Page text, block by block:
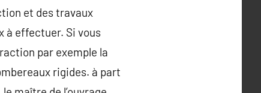
et des travaux
à effectuer. Si vous
par exemple la
rigides. à part